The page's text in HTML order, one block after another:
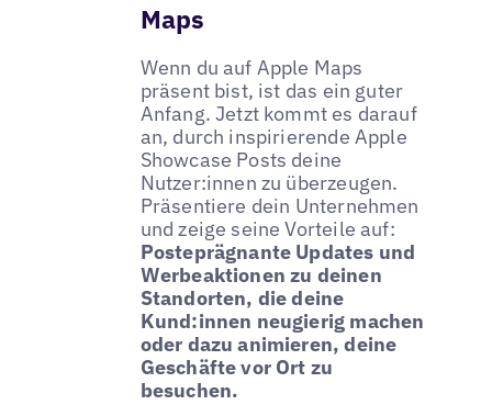
Maps
Wenn du auf Apple Maps
präsent bist, ist das ein guter
Anfang. Jetzt kommt es darauf
an, durch inspirierende Apple
Showcase Posts deine
Nutzer:innen zu überzeugen.
Präsentiere dein Unternehmen
und zeige seine Vorteile auf:
Posteprägnante Updates und
Werbeaktionen zu deinen
Standorten, die deine
Kund:innen neugierig machen
oder dazu animieren, deine
Geschäfte vor Ort zu
besuchen.